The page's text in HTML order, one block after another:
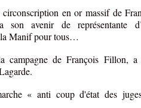
en or massif de
son avenir de représentante
la Manif pour tous…
campagne de François Fillon, a
« anti coup d'état des